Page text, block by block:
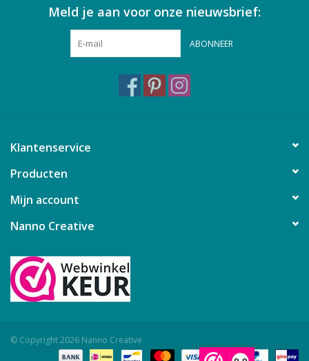
Meld je aan voor onze nieuwsbrief:
ABONNEER
Klantenservice
Producten
Mijn account
Nanno Creative
© Copyright 2026 Nanno Creative